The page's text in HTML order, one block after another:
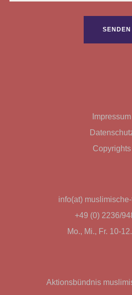
Impressum
Copyrights
info(at)
+49 (0) 2236/
Mo., Mi., Fr. 10-
Aktionsbündnis